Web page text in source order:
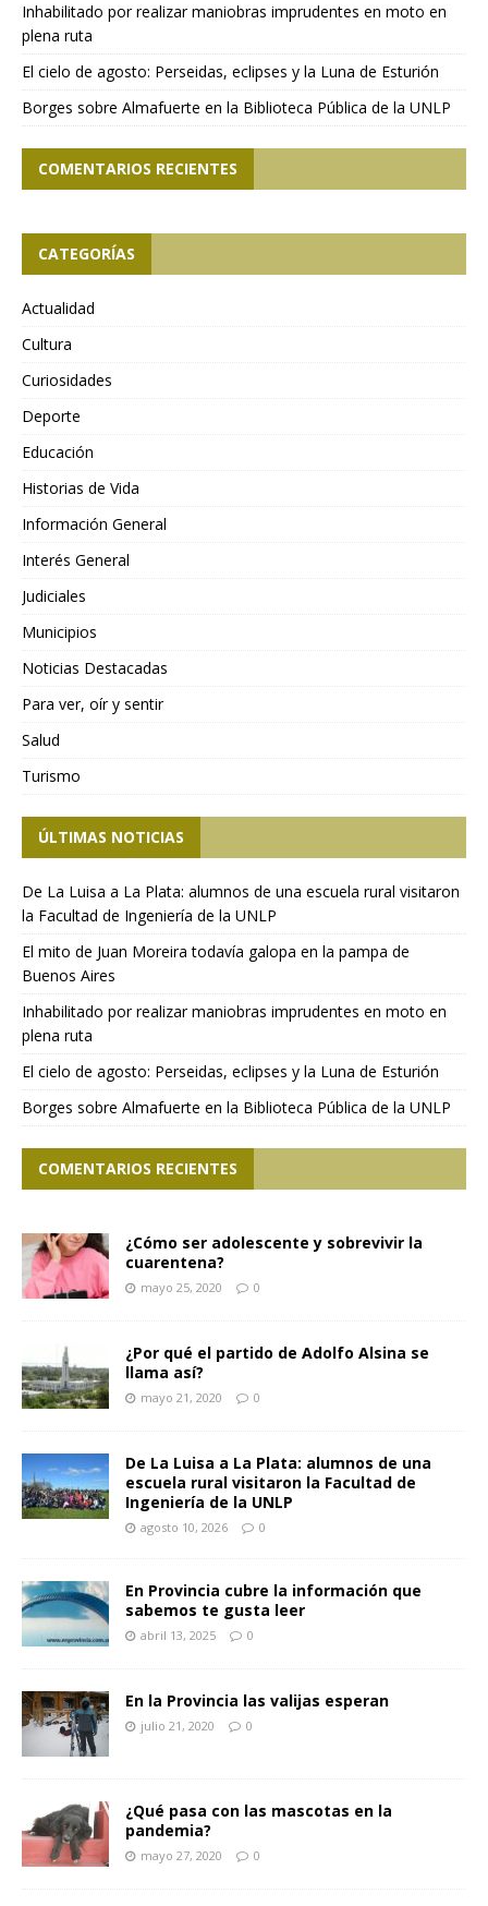
Inhabilitado por realizar maniobras imprudentes en moto en
plena ruta
El cielo de agosto: Perseidas, eclipses y la Luna de Esturión
Borges sobre Almafuerte en la Biblioteca Pública de la UNLP
COMENTARIOS RECIENTES
CATEGORÍAS
Actualidad
Cultura
Curiosidades
Deporte
Educación
Historias de Vida
Información General
Interés General
Judiciales
Municipios
Noticias Destacadas
Para ver, oír y sentir
Salud
Turismo
ÚLTIMAS NOTICIAS
De La Luisa a La Plata: alumnos de una escuela rural visitaron
la Facultad de Ingeniería de la UNLP
El mito de Juan Moreira todavía galopa en la pampa de
Buenos Aires
Inhabilitado por realizar maniobras imprudentes en moto en
plena ruta
El cielo de agosto: Perseidas, eclipses y la Luna de Esturión
Borges sobre Almafuerte en la Biblioteca Pública de la UNLP
COMENTARIOS RECIENTES
¿Cómo ser adolescente y sobrevivir la
cuarentena?
mayo 25, 2020 0
¿Por qué el partido de Adolfo Alsina se
llama así?
mayo 21, 2020 0
De La Luisa a La Plata: alumnos de una
escuela rural visitaron la Facultad de
Ingeniería de la UNLP
agosto 10, 2026 0
En Provincia cubre la información que
sabemos te gusta leer
abril 13, 2025 0
En la Provincia las valijas esperan
julio 21, 2020 0
¿Qué pasa con las mascotas en la
pandemia?
mayo 27, 2020 0